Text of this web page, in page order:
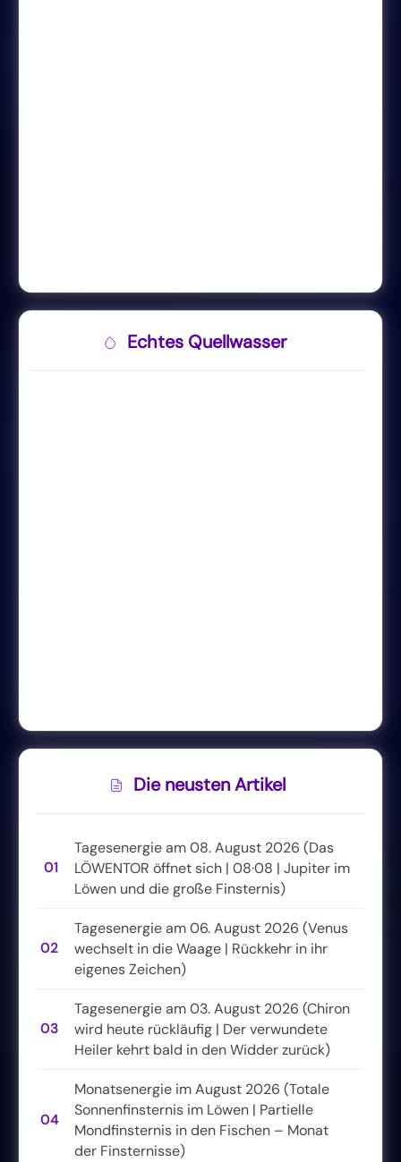
Echtes Quellwasser
Die neusten Artikel
01
Tagesenergie am 08. August 2026 (Das
LÖWENTOR öffnet sich | 08·08 | Jupiter im
Löwen und die große Finsternis)
02
Tagesenergie am 06. August 2026 (Venus
wechselt in die Waage | Rückkehr in ihr
eigenes Zeichen)
03
Tagesenergie am 03. August 2026 (Chiron
wird heute rückläufig | Der verwundete
Heiler kehrt bald in den Widder zurück)
04
Monatsenergie im August 2026 (Totale
Sonnenfinsternis im Löwen | Partielle
Mondfinsternis in den Fischen – Monat
der Finsternisse)